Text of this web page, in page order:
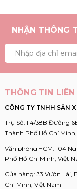
NHẬN THÔNG
THÔNG TIN LIÊN
CÔNG TY TNHH SẢN
Trụ Sở: F4/38B Đường
Thành Phố Hồ Chí
Văn phòng HCM: 104
Phố Hồ Chí Minh, Việt
Cửa hàng: 33 Vườn Lài,
Chí Minh, Việt Nam